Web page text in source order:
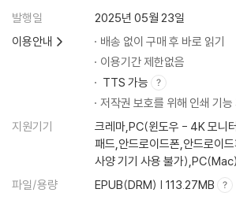
발행일
2025년 05월 23일
이용안내
배송 없이 구매 후 바로 읽기
이용기간 제한없음
TTS 가능
저작권 보호를 위해 인쇄 기능
지원기기
크레마,PC(윈도우 - 4K 모니
패드,안드로이드폰,안드로이
사양 기기 사용 불가),PC(Mac)
파일/용량
EPUB(DRM) | 113.27MB